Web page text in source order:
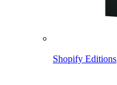
Shopify Editions